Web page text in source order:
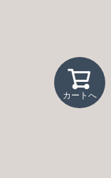
カートへ